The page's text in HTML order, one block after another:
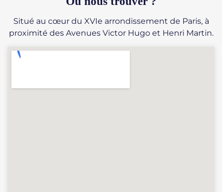
Situé au cœur du XVIe arrondissement de Paris, à
proximité des Avenues Victor Hugo et Henri Martin.